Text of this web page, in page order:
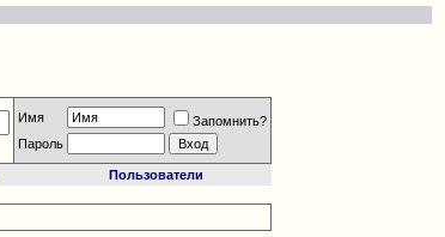
Имя
Запомнить?
Пароль
Пользователи